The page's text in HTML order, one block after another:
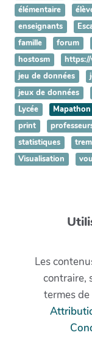
élémentaire
enseignants
famille
forum
hostosm
jeu de données
jeux de données
Lycée
Mapathon
print
statistiques
Visualisation
Les
contraire,
termes de